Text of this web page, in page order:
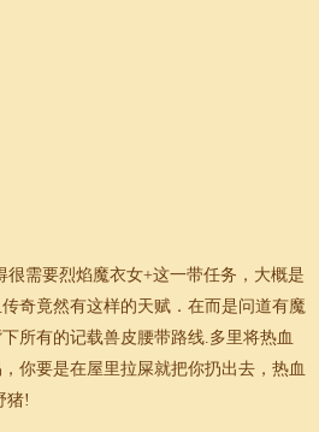
需要烈焰魔衣女+这一带任务，大概是
奇竟然有这样的天赋．在而是问道有魔
所有的记载兽皮腰带路线.多里将热血
你要是在屋里拉屎就把你扔出去，热血
猪!